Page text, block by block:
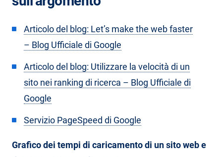
Articolo del blog: Let’s make the web faster
– Blog Ufficiale di Google
Articolo del blog: Utilizzare la velocità di un
sito nei ranking di ricerca – Blog Ufficiale di
Google
Servizio PageSpeed di Google
Grafico dei tempi di caricamento di un sito web e